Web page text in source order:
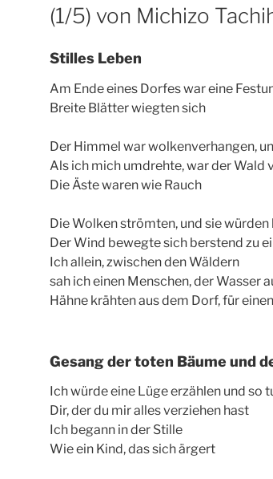
(1/5) von Michizo
Stilles Leben
Am Ende eines Dorfes war eine
Breite Blätter wiegten sich
Der Himmel war wolkenverhangen,
Als ich mich umdrehte, war der Wald
Die Äste waren wie Rauch
Die Wolken strömten, und sie würden
Der Wind bewegte sich berstend zu
Ich allein, zwischen den Wäldern
sah ich einen Menschen, der Wasser
Hähne krähten aus dem Dorf, für
Gesang der toten Bäume und
Ich würde eine Lüge erzählen und so
Dir, der du mir alles verziehen hast
Ich begann in der Stille
Wie ein Kind, das sich ärgert